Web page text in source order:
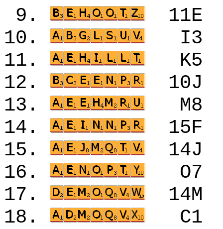
9.
10.
I3
11.
12.
13.
14.
15.
16.
17.
18.